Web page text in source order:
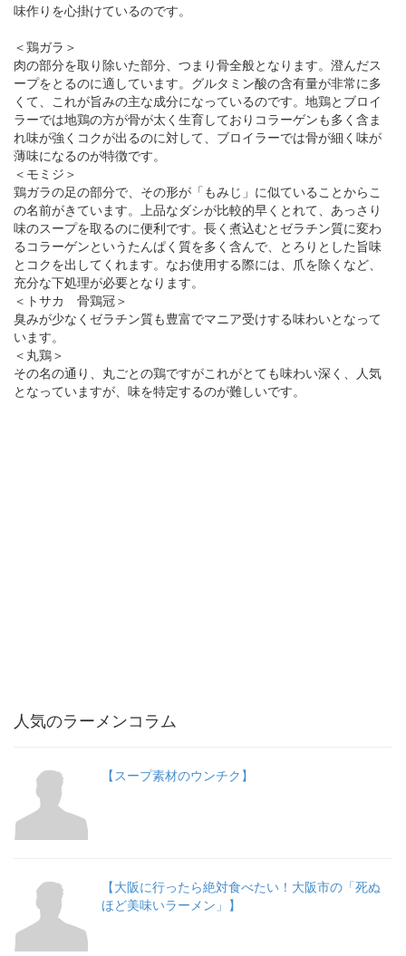
味作りを心掛けているのです。
＜鶏ガラ＞
肉の部分を取り除いた部分、つまり骨全般となります。澄んだス
ープをとるのに適しています。グルタミン酸の含有量が非常に多
くて、これが旨みの主な成分になっているのです。地鶏とブロイ
ラーでは地鶏の方が骨が太く生育しておりコラーゲンも多く含ま
れ味が強くコクが出るのに対して、ブロイラーでは骨が細く味が
薄味になるのが特徴です。
＜モミジ＞
鶏ガラの足の部分で、その形が「もみじ」に似ていることからこ
の名前がきています。上品なダシが比較的早くとれて、あっさり
味のスープを取るのに便利です。長く煮込むとゼラチン質に変わ
るコラーゲンというたんぱく質を多く含んで、とろりとした旨味
とコクを出してくれます。なお使用する際には、爪を除くなど、
充分な下処理が必要となります。
＜トサカ 骨鶏冠＞
臭みが少なくゼラチン質も豊富でマニア受けする味わいとなって
います。
＜丸鶏＞
その名の通り、丸ごとの鶏ですがこれがとても味わい深く、人気
となっていますが、味を特定するのが難しいです。
人気のラーメンコラム
【スープ素材のウンチク】
【大阪に行ったら絶対食べたい！大阪市の「死ぬ
ほど美味いラーメン」】